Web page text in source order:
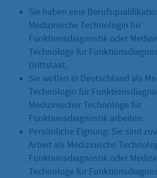
Sie haben eine
Medizinische Technologin für
Funktionsdiagnostik oder
Technologe für
Drittstaat.
Sie wollen in Deutschland als
Technologin für
Medizinischer Technologe für
Funktionsdiagnostik arbeiten.
Persönliche Eignung: Sie sind
Arbeit als Medizinische
Funktionsdiagnostik oder
Technologe für